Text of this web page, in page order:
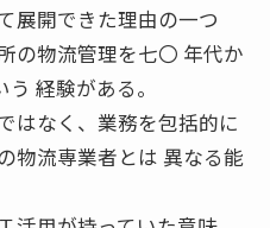
展開できた理由の一つ
の物流管理を七〇 年代か
経験がある。
はなく、業務を包括的に
物流専業者とは 異なる能